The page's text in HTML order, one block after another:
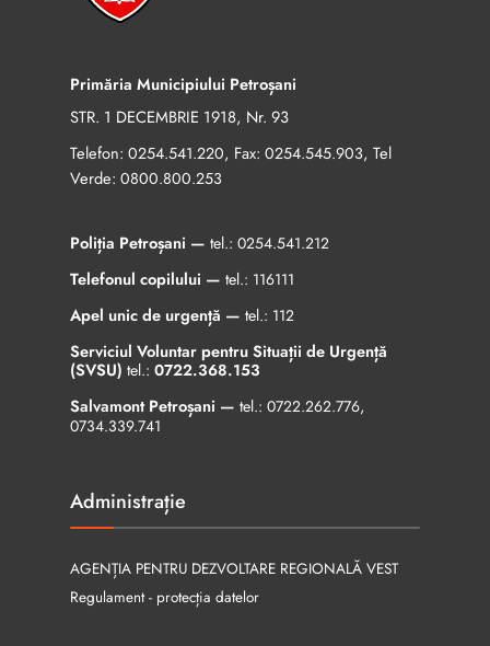
Primăria Municipiului Petroșani
STR. 1 DECEMBRIE 1918, Nr. 93
Telefon: 0254.541.220, Fax: 0254.545.903, Tel
Verde: 0800.800.253
Poliția Petroșani — tel.: 0254.541.212
Telefonul copilului — tel.: 116111
Apel unic de urgență — tel.: 112
Serviciul Voluntar pentru Situații de Urgență
(SVSU) tel.: 0722.368.153
Salvamont Petroșani — tel.: 0722.262.776,
0734.339.741
Administrație
AGENȚIA PENTRU DEZVOLTARE REGIONALĂ VEST
Regulament - protecția datelor